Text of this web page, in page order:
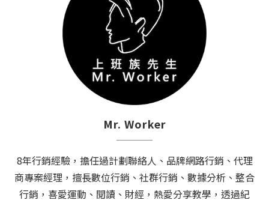
Mr. Worker
8年行銷經驗，擔任過計劃聯絡人、品牌網路行銷、代理
商專案經理，擅長數位行銷、社群行銷、數據分析、整合
行銷，喜愛運動、閱讀、財經，熱愛分享教學，透過紀